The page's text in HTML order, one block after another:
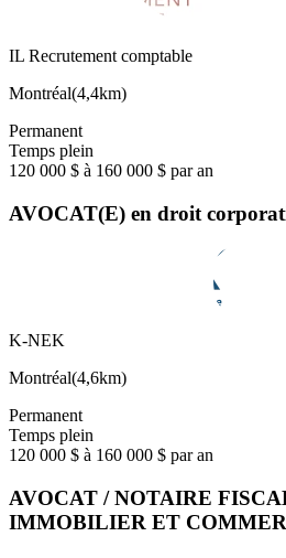
IL Recrutement comptable
Montréal(4,4km)
Permanent
Temps plein
120 000 $ à 160 000 $ par an
AVOCAT(E) en droit
K-NEK
Montréal(4,6km)
Permanent
Temps plein
120 000 $ à 160 000 $ par an
AVOCAT / NOTAIRE
IMMOBILIER ET